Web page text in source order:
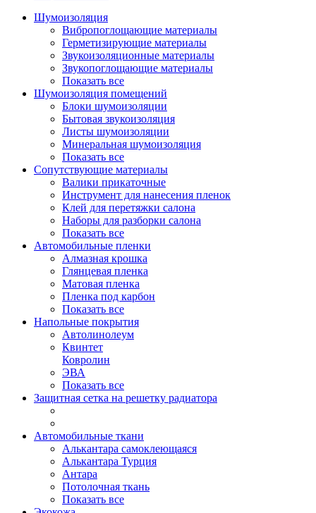
Шумоизоляция
Вибропоглощающие материалы
Герметизирующие материалы
Звукоизоляционные материалы
Звукопоглощающие материалы
Показать все
Шумоизоляция помещений
Блоки шумоизоляции
Бытовая звукоизоляция
Листы шумоизоляции
Минеральная шумоизоляция
Показать все
Сопутствующие материалы
Валики прикаточные
Инструмент для нанесения пленок
Клей для перетяжки салона
Наборы для разборки салона
Показать все
Автомобильные пленки
Алмазная крошка
Глянцевая пленка
Матовая пленка
Пленка под карбон
Показать все
Напольные покрытия
Автолинолеум
Квинтет
Ковролин
ЭВА
Показать все
Защитная сетка на решетку радиатора
Автомобильные ткани
Алькантара самоклеющаяся
Алькантара Турция
Антара
Потолочная ткань
Показать все